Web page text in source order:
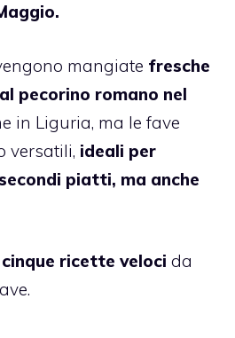
mangiate fresche
pecorino romano nel
in Liguria, ma le fave
versatili, ideali per
piatti, ma anche
cinque ricette veloci da